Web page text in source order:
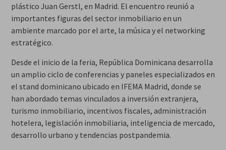
plástico Juan Gerstl, en Madrid. El encuentro reunió a
importantes figuras del sector inmobiliario en un
ambiente marcado por el arte, la música y el networking
estratégico.
Desde el inicio de la feria, República Dominicana desarrolla
un amplio ciclo de conferencias y paneles especializados en
el stand dominicano ubicado en IFEMA Madrid, donde se
han abordado temas vinculados a inversión extranjera,
turismo inmobiliario, incentivos fiscales, administración
hotelera, legislación inmobiliaria, inteligencia de mercado,
desarrollo urbano y tendencias postpandemia.